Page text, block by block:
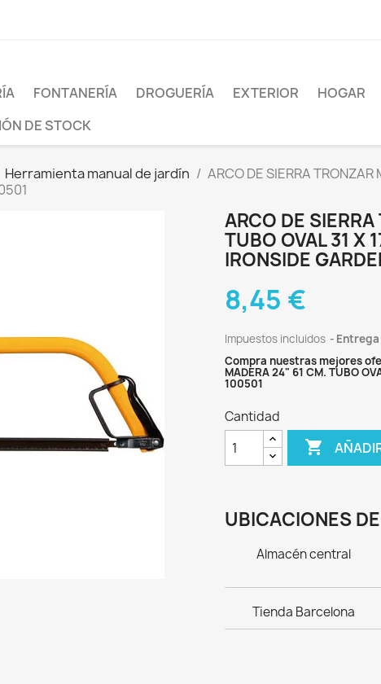
FONTANERÍA DROGUERÍA EXTERIOR HOGAR
DE STOCK
Herramienta manual de jardín
ARCO DE SIERRA
ARCO DE
TUBO OVAL 31 X
IRONSIDE
8,45 €
Impuestos incluidos
Compra nuestras mejores
MADERA 24" 61 CM. TUBO
100501
Cantidad

UBICACIONES
Almacén central
Tienda Barcelona